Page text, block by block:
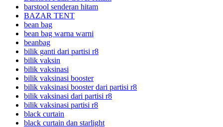
barstool senderan hitam
BAZAR TENT
bean bag
bean bag warna warni
beanbag
bilik ganti dari partisi r8
bilik vaksin
bilik vaksinasi
bilik vaksinasi booster
bilik vaksinasi booster dari partisi r8
bilik vaksinasi dari partisi r8
bilik vaksinasi partisi r8
black curtain
black curtain dan starlight